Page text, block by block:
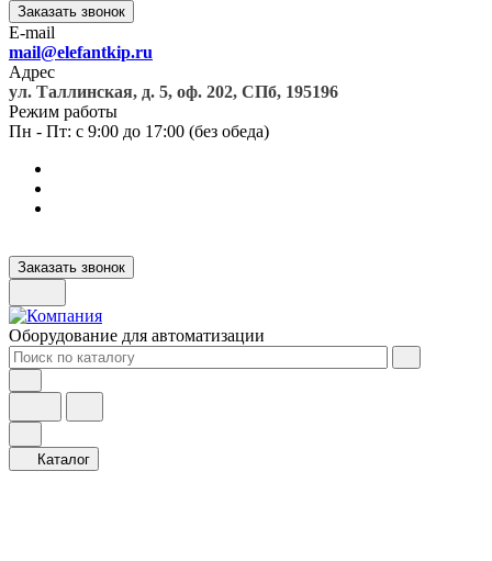
Заказать звонок
E-mail
mail@elefantkip.ru
Адрес
ул. Таллинская, д. 5, оф. 202, СПб, 195196
Режим работы
Пн - Пт: с 9:00 до 17:00 (без обеда)
Заказать звонок
Оборудование для автоматизации
Каталог